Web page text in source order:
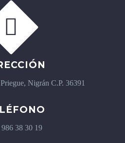


Nigrán C.P. 36391
986 38 30 19